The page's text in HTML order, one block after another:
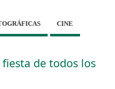
CINE
fiesta de todos los